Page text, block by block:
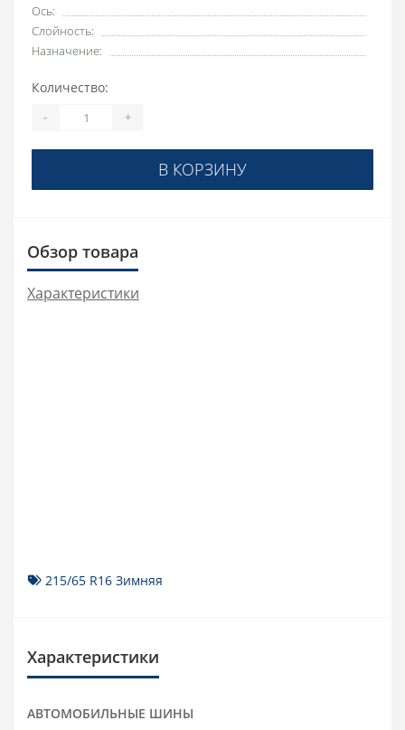
Ось:
Слойность:
Назначение:
Количество:
- +
В КОРЗИНУ
Обзор товара
Характеристики
215/65 R16 Зимняя
Характеристики
АВТОМОБИЛЬНЫЕ ШИНЫ